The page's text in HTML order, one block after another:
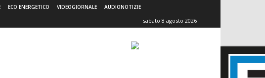
ECO ENERGETICO VIDEOGIORNALE AUDIONOTIZIE
sabato 8 agosto 2026